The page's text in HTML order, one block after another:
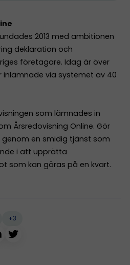
2013 med ambitionen
deklaration och
företagare. Idag är över
inlämnade via systemet av 40
som lämnades in
Årsredovisning Online. Gör
en smidig tjänst som
i att upprätta
som kan göras på en kvart.
+3